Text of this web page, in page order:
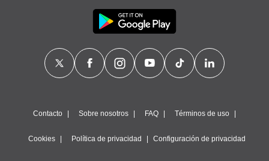
Contacto Sobre nosotros FAQ Términos de uso
Cookies Política de privacidad Configuración de privacidad